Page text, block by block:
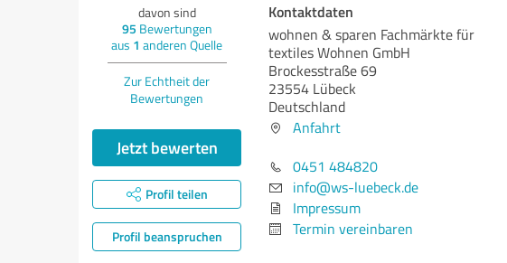
davon sind
95 Bewertungen
aus 1 anderen Quelle
Zur Echtheit der
Bewertungen
Jetzt bewerten
Profil teilen
Profil beanspruchen
Kontaktdaten
wohnen & sparen Fachmärkte für
textiles Wohnen GmbH
Brockesstraße 69
23554 Lübeck
Deutschland
Anfahrt
0451 484820
info@ws-luebeck.de
Impressum
Termin vereinbaren